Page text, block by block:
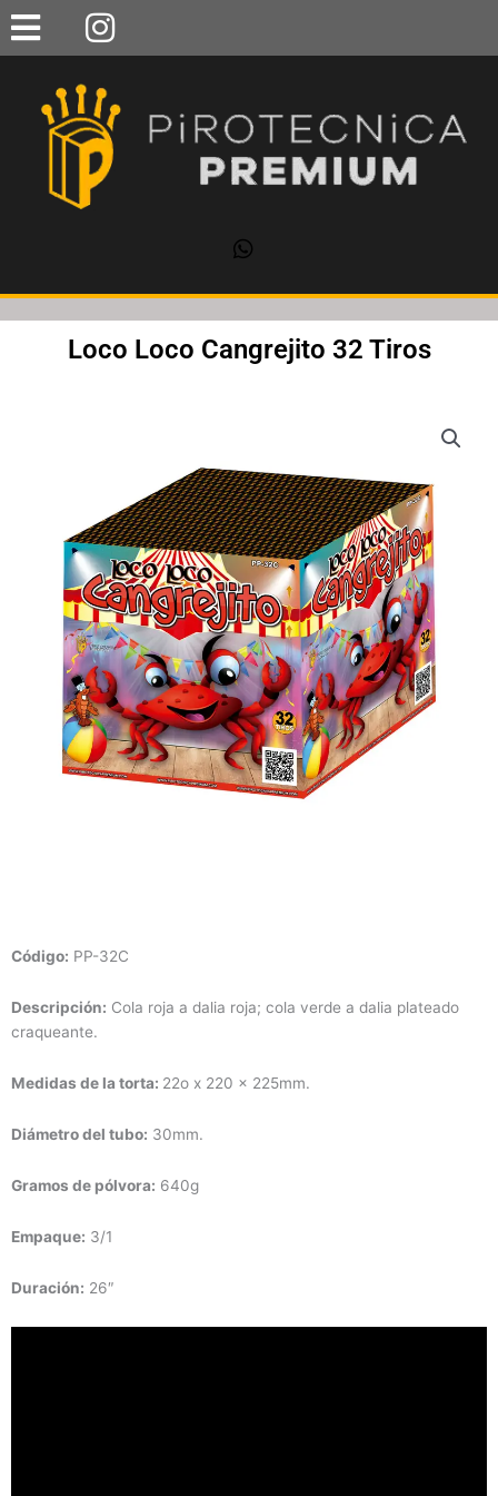
contenido
Loco Loco Cangrejito 32 Tiros
Código: PP-32C
Descripción: Cola roja a dalia roja; cola verde a dalia plateado
craqueante.
Medidas de la torta: 22o x 220 x 225mm.
Diámetrodel tubo: 30mm.
Gramos de pólvora: 640g
Empaque: 3/1
Duración: 26″